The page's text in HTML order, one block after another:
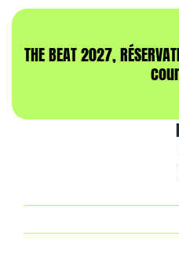
Skip
to
content
THE BEAT 2027,